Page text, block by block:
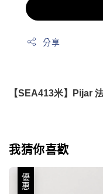
分享
【SEA413米】Pijar
我猜你喜歡
優惠